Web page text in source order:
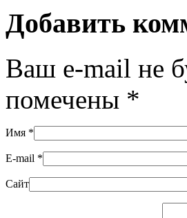
Добавить
Ваш e-mail не
помечены *
Имя *
E-mail *
Сайт